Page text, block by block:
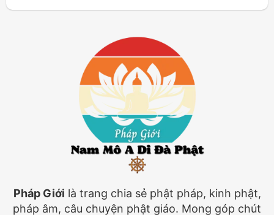
Pháp Giới là trang chia sẻ phật pháp, kinh phật,
pháp âm, câu chuyện phật giáo. Mong góp chút